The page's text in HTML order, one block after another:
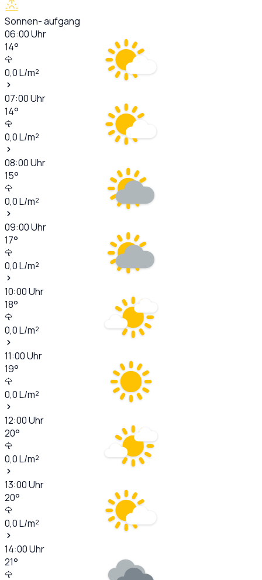
Sonnen- aufgang
06:00Uhr
14°
0,0L/m²
07:00Uhr
14°
0,0L/m²
08:00Uhr
15°
0,0L/m²
09:00Uhr
17°
0,0L/m²
10:00Uhr
18°
0,0L/m²
11:00Uhr
19°
0,0L/m²
12:00Uhr
20°
0,0L/m²
13:00Uhr
20°
0,0L/m²
14:00Uhr
21°